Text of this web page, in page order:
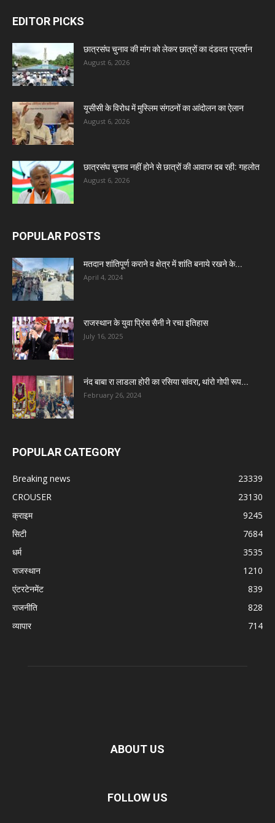
EDITOR PICKS
छात्रसंघ चुनाव की मांग को लेकर छात्रों का दंडवत प्रदर्शन
August 6, 2026
यूसीसी के विरोध में मुस्लिम संगठनों का आंदोलन का ऐलान
August 6, 2026
छात्रसंघ चुनाव नहीं होने से छात्रों की आवाज दब रही: गहलोत
August 6, 2026
POPULAR POSTS
मतदान शांतिपूर्ण कराने व क्षेत्र में शांति बनाये रखने के...
April 4, 2024
राजस्थान के युवा प्रिंस सैनी ने रचा इतिहास
July 16, 2025
नंद बाबा रा लाडला होरी का रसिया सांवरा, थांरो गोपी रूप...
February 26, 2024
POPULAR CATEGORY
Breaking news
23339
CROUSER
23130
क्राइम
9245
सिटी
7684
धर्म
3535
राजस्थान
1210
एंटरटेनमेंट
839
राजनीति
828
व्यापार
714
ABOUT US
FOLLOW US